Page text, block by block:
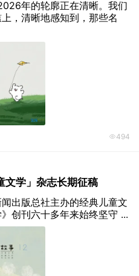
年的轮廓正在清晰。我们
，清晰地感知到，那些名
494
学」杂志长期征稿
出版总社主办的经典儿童文
创刊六十多年来始终坚守 ...